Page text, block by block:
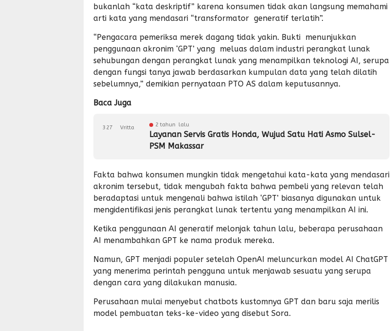
bukanlah “kata deskriptif” karena konsumen tidak akan langsung memahami
arti kata yang mendasari “transformator generatif terlatih”.
“Pengacara pemeriksa merek dagang tidak yakin. Bukti menunjukkan
penggunaan akronim ‘GPT’ yang meluas dalam industri perangkat lunak
sehubungan dengan perangkat lunak yang menampilkan teknologi AI, serupa
dengan fungsi tanya jawab berdasarkan kumpulan data yang telah dilatih
sebelumnya,” demikian pernyataan PTO AS dalam keputusannya.
Baca Juga
2 tahun lalu
Layanan Servis Gratis Honda, Wujud Satu Hati Asmo Sulsel-
PSM Makassar
327 Vritta
Fakta bahwa konsumen mungkin tidak mengetahui kata-kata yang mendasari
akronim tersebut, tidak mengubah fakta bahwa pembeli yang relevan telah
beradaptasi untuk mengenali bahwa istilah ‘GPT’ biasanya digunakan untuk
mengidentifikasi jenis perangkat lunak tertentu yang menampilkan AI ini.
Ketika penggunaan AI generatif melonjak tahun lalu, beberapa perusahaan
AI menambahkan GPT ke nama produk mereka.
Namun, GPT menjadi populer setelah OpenAI meluncurkan model AI ChatGPT
yang menerima perintah pengguna untuk menjawab sesuatu yang serupa
dengan cara yang dilakukan manusia.
Perusahaan mulai menyebut chatbots kustomnya GPT dan baru saja merilis
model pembuatan teks-ke-video yang disebut Sora.